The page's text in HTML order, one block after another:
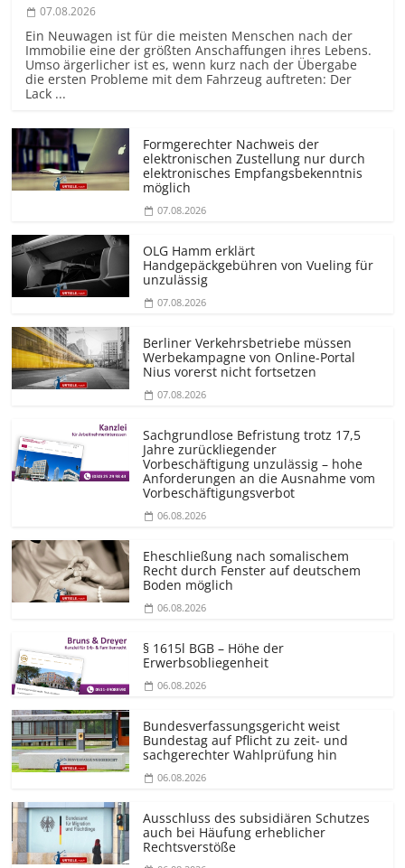
07.08.2026
Ein Neuwagen ist für die meisten Menschen nach der
Immobilie eine der größten Anschaffungen ihres Lebens.
Umso ärgerlicher ist es, wenn kurz nach der Übergabe
die ersten Probleme mit dem Fahrzeug auftreten: Der
Lack ...
Formgerechter Nachweis der
elektronischen Zustellung nur durch
elektronisches Empfangsbekenntnis
möglich
07.08.2026
OLG Hamm erklärt
Handgepäckgebühren von Vueling für
unzulässig
07.08.2026
Berliner Verkehrsbetriebe müssen
Werbekampagne von Online-Portal
Nius vorerst nicht fortsetzen
07.08.2026
Sachgrundlose Befristung trotz 17,5
Jahre zurückliegender
Vorbeschäftigung unzulässig – hohe
Anforderungen an die Ausnahme vom
Vorbeschäf­tigungsverbot
06.08.2026
Eheschließung nach somalischem
Recht durch Fenster auf deutschem
Boden möglich
06.08.2026
§ 1615l BGB – Höhe der
Erwerbsobliegenheit
06.08.2026
Bundesver­fassungsgericht weist
Bundestag auf Pflicht zu zeit- und
sachgerechter Wahlprüfung hin
06.08.2026
Ausschluss des subsidiären Schutzes
auch bei Häufung erheblicher
Rechtsverstöße